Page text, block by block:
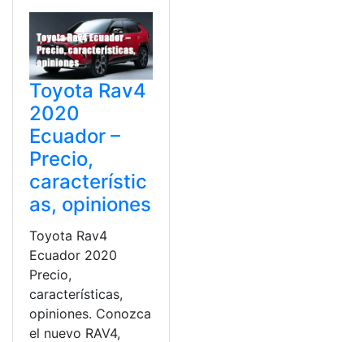
Toyota Rav4
2020
Ecuador –
Precio,
característic
as, opiniones
Toyota Rav4
Ecuador 2020
Precio,
características,
opiniones. Conozca
el nuevo RAV4,